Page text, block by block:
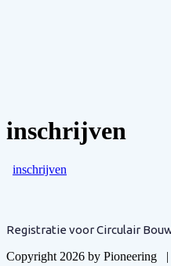
inschrijven
inschrijven
Registratie voor Circulair
Copyright 2026 by Pioneering |